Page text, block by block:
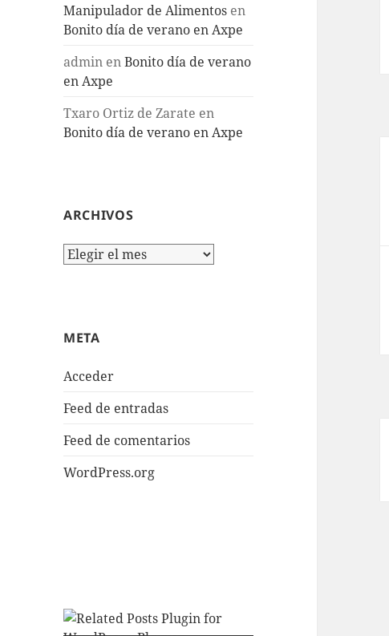
Manipulador de Alimentos en
Bonito día de verano en Axpe
admin enBonito día de verano
en Axpe
Txaro Ortiz de Zarate en
Bonito día de verano en Axpe
ARCHIVOS
Archivos
META
Acceder
Feed de entradas
Feed de comentarios
WordPress.org